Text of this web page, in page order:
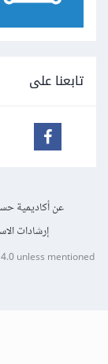
تابعنا على
عن أكاديمية
إرشادات
unless mentioned